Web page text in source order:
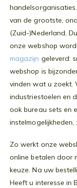
van de grootste,
(Zuid-)Nederland,
onze webshop
magazijn geleverd:
webshop is
vinden wat u zoekt.
industriestoelen en
ook bureau sets en
instelmogelijkheden,
Zo werkt onze
online betalen door
keuze. Na uw
Heeft u interesse in